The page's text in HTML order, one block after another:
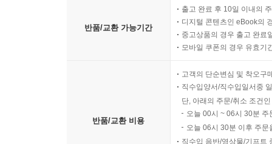
반품/교환 가능기간
출고 완료 후 10일 이내의
디지털 콘텐츠인 eBook의
중고상품의 경우 출고 완료
모바일 쿠폰의 경우 유효기
반품/교환 비용
고객의 단순변심 및 착오구
직수입양서/직수입일서중
단, 아래의 주문/취소 조건
오늘 00시 ~ 06시 30분
오늘 06시 30분 이후 주
직수입 음반/영상물/기프트